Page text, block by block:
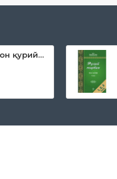
«Дока рўмол қачон қурийди»